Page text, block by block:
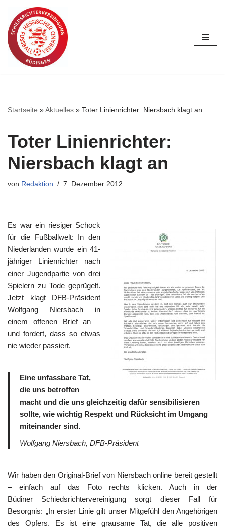
Zum
Inhalt
springen
Startseite »Aktuelles » Toter Linienrichter: Niersbach klagt an
Toter Linienrichter:
Niersbach klagt an
von Redaktion 7. Dezember 2012
Es war ein riesiger Schock
für die Fußballwelt: In den
Niederlanden wurde ein 41-
jähriger Linienrichter nach
einer Jugendpartie von drei
Spielern zu Tode geprügelt.
Jetzt klagt DFB-Präsident
Wolfgang Niersbach in
einem offenen Brief an –
und fordert, dass so etwas
nie wieder passiert.
Eine unfassbare Tat,
die uns betroffen
macht und die uns gleichzeitig dafür sensibilisieren
sollte, wie wichtig Respekt und Rücksicht im Umgang
miteinander sind.
Wolfgang Niersbach, DFB-Präsident
Wir haben den Original-Brief von Niersbach online bereit gestellt
– einfach auf das Foto rechts klicken. Auch in der
Büdiner Schiedsrichtervereinigung sorgt dieser Fall für
Besorgnis: „In erster Linie gilt unser Mitgefühl den Angehörigen
des Opfers. Es ist eine grausame Tat, die alle positiven